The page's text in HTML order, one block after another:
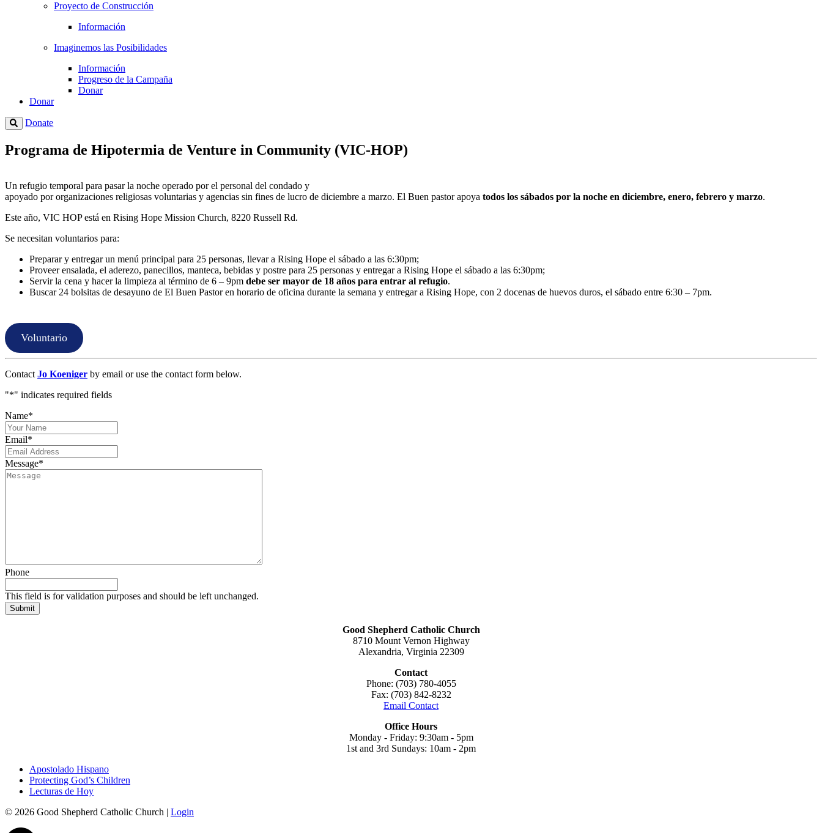
Proyecto de Construcción
Información
Imaginemos las Posibilidades
Información
Progreso de la Campaña
Donar
Donar
Donate
Programa de Hipotermia de Venture in Community (VIC-HOP)
Un refugio temporal para pasar la noche operado por el personal del condado y
apoyado por organizaciones religiosas voluntarias y agencias sin fines de lucro de diciembre a marzo. El Buen pastor apoya todos los sábados por la noche en diciembre, enero, febrero y marzo.
Este año, VIC HOP está en Rising Hope Mission Church, 8220 Russell Rd.
Se necesitan voluntarios para:
Preparar y entregar un menú principal para 25 personas, llevar a Rising Hope el sábado a las 6:30pm;
Proveer ensalada, el aderezo, panecillos, manteca, bebidas y postre para 25 personas y entregar a Rising Hope el sábado a las 6:30pm;
Servir la cena y hacer la limpieza al término de 6 – 9pm debe ser mayor de 18 años para entrar al refugio.
Buscar 24 bolsitas de desayuno de El Buen Pastor en horario de oficina durante la semana y entregar a Rising Hope, con 2 docenas de huevos duros, el sábado entre 6:30 – 7pm.
Voluntario
Contact Jo Koeniger by email or use the contact form below.
"*" indicates required fields
Name*
Email*
Message*
Phone
This field is for validation purposes and should be left unchanged.
Good Shepherd Catholic Church
8710 Mount Vernon Highway
Alexandria, Virginia 22309
Contact
Phone: (703) 780-4055
Fax: (703) 842-8232
Email Contact
Office Hours
Monday - Friday: 9:30am - 5pm
1st and 3rd Sundays: 10am - 2pm
Apostolado Hispano
Protecting God’s Children
Lecturas de Hoy
© 2026 Good Shepherd Catholic Church | Login